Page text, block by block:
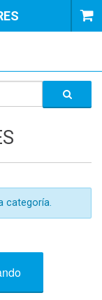
categoría.